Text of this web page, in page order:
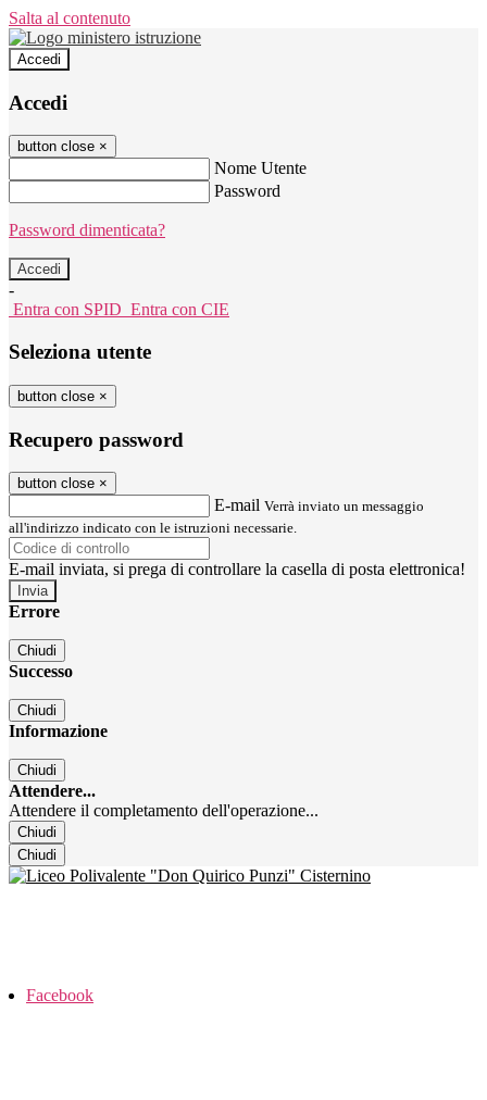
Salta al contenuto
Accedi
Accedi
button close ×
Nome Utente
Password
Password dimenticata?
-
Entra con SPID Entra con CIE
Seleziona utente
button close ×
Recupero password
button close ×
E-mail Verrà inviato un messaggio
all'indirizzo indicato con le istruzioni necessarie.
E-mail inviata, si prega di controllare la casella di posta elettronica!
Errore
Chiudi
Successo
Chiudi
Informazione
Chiudi
Attendere...
Attendere il completamento dell'operazione...
Chiudi
Chiudi
Facebook